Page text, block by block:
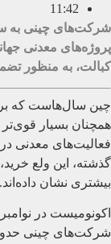
11:42
شرکت‌های چینی به
پروژه‌های معدنی
کبالت، به منظور
چین سال‌هاست که
همچنان بسیار قوی‌تر
فعالیت‌های معدنی
گذشته، این ولع
بیشتری نشان داده‌اند.